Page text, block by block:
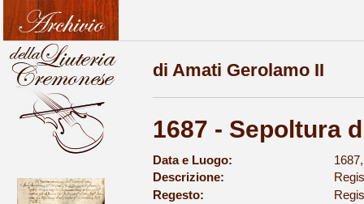
di Amati Gerolamo II
1687 - Sepoltura
Data e Luogo:
Descrizione:
Regesto: